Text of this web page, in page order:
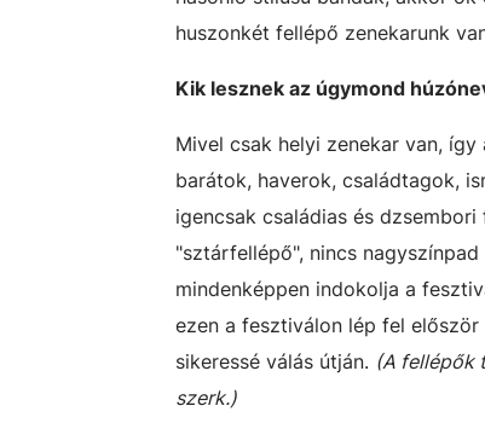
huszonkét fellépő zenekarunk
Kik lesznek az úgymond
Mivel csak helyi zenekar van,
barátok, haverok, családtagok,
igencsak családias és
"sztárfellépő", nincs
mindenképpen indokolja a
ezen a fesztiválon lép fel
sikeressé válás útján. (A fellépők
szerk.)